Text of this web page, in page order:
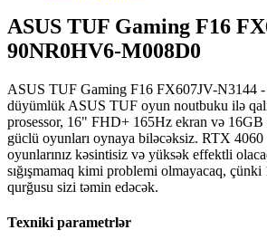
ASUS TUF Gaming F16
90NR0HV6-M008D0
ASUS TUF Gaming F16 FX607JV-N3144 -
düyümlük ASUS TUF oyun noutbuku ilə
prosessor, 16" FHD+ 165Hz ekran və
güclü oyunları oynaya biləcəksiz. RTX
oyunlarınız kəsintisiz və yüksək effektli
sığışmamaq kimi problemi olmayacaq,
qurğusu sizi təmin edəcək.
Texniki parametrlər